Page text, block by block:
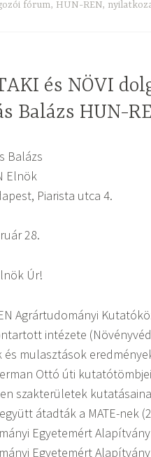
fórum, HUN-REN,
és NÖVI
Balázs HUN-
Balázs
Elnök
Piarista utca 4.
28.
Úr!
Agrártudományi
intézete
és mulasztások
Ottó úti
szakterületek
átadták a MATE-nek
Egyetemért
Egyetemért